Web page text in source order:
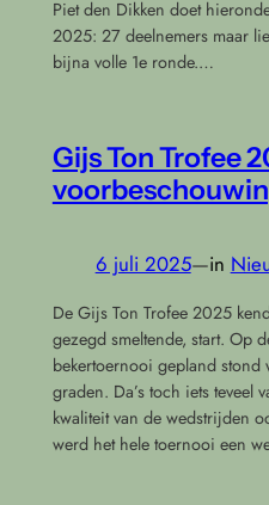
Piet den Dikken doet
2025: 27 deelnemers maar
bijna volle 1e ronde.…
Gijs Ton Trofee
6 juli 2025—in
De Gijs Ton Trofee 2025
gezegd smeltende, start. Op
bekertoernooi gepland
graden. Da’s toch iets teveel
kwaliteit van de wedstrijden
werd het hele toernooi een